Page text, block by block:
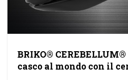
BRIKO®
casco al mondo con il